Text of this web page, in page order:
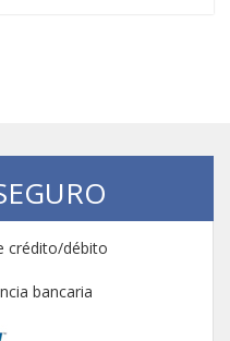
crédito/débito
bancaria